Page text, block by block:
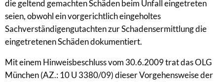
die geltend gemachten Schäden beim Unfall eingetreten
seien, obwohl ein vorgerichtlich eingeholtes
Sachverständigengutachten zur Schadensermittlung die
eingetretenen Schäden dokumentiert.
Mit einem Hinweisbeschluss vom 30.6.2009 trat das OLG
München (AZ.: 10 U 3380/09) dieser Vorgehensweise der